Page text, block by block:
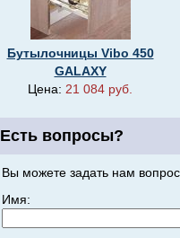
Бутылочницы Vibo 450
GALAXY
Цена: 21 084 руб.
Есть вопросы?
Вы можете задать нам
Имя: